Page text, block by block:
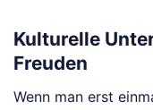
Kulturelle
Freuden
Wenn man erst